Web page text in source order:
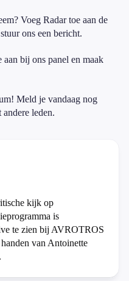
Voeg Radar toe aan de
ons een bericht.
bij ons panel en maak
Meld je vandaag nog
leden.
kijk op
is
te zien bij AVROTROS
van Antoinette